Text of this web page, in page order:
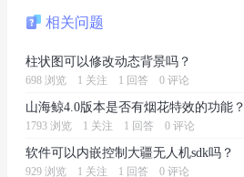
相关问题
柱状图可以修改动态背景吗？
698 浏览 1 关注 1 回答 0 评论
山海鲸4.0版本是否有烟花特效的功能？
1793 浏览 1 关注 1 回答 0 评论
软件可以内嵌控制大疆无人机sdk吗？
929 浏览 1 关注 1 回答 0 评论